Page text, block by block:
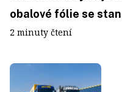
obalové fólie se
2 minuty čtení